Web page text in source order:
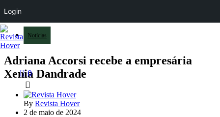
Login
0
Notícias
Adriana Accorsi recebe a empresária
Xenia Dandrade
By Revista Hover
2 de maio de 2024